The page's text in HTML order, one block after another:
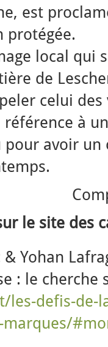
est
protégée.
local qui
de
celui
référence à
avoir un
le site des
Yohan
: le cherche
les-defis-de-
marques/